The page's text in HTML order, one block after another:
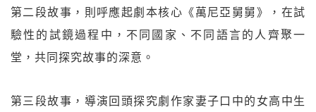
第二段故事，則呼應起劇本核心《萬尼亞舅舅》，在試
驗性的試鏡過程中，不同國家、不同語言的人齊聚一
堂，共同探究故事的深意。
第三段故事，導演回頭探究劇作家妻子口中的女高中生